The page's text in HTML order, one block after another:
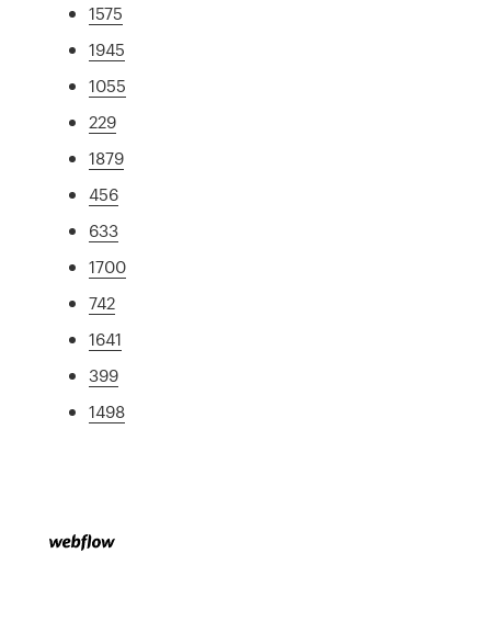
1575
1945
1055
229
1879
456
633
1700
742
1641
399
1498